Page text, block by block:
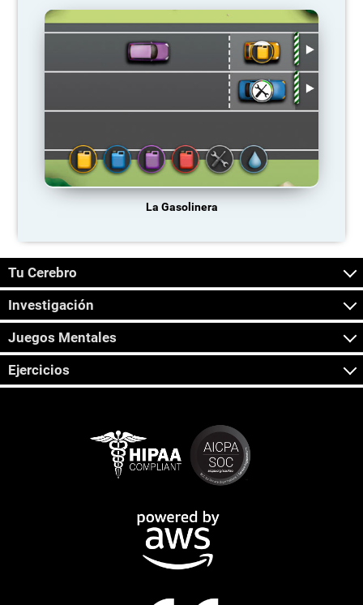
La Gasolinera
Tu Cerebro
Investigación
Juegos Mentales
Ejercicios